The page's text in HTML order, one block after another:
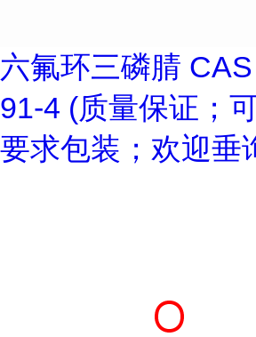
六氟环三磷腈
91-4 (质量保证；
要求包装；欢迎垂